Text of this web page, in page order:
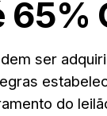
65%
ser
do